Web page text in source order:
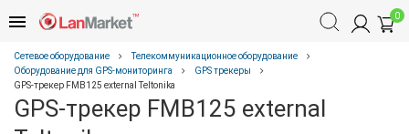
0
Сетевое оборудование
Телекоммуникационное оборудование
Оборудование для GPS-мониторинга
GPS трекеры
GPS-трекер FMB125 external Teltonika
GPS-трекер FMB125 external